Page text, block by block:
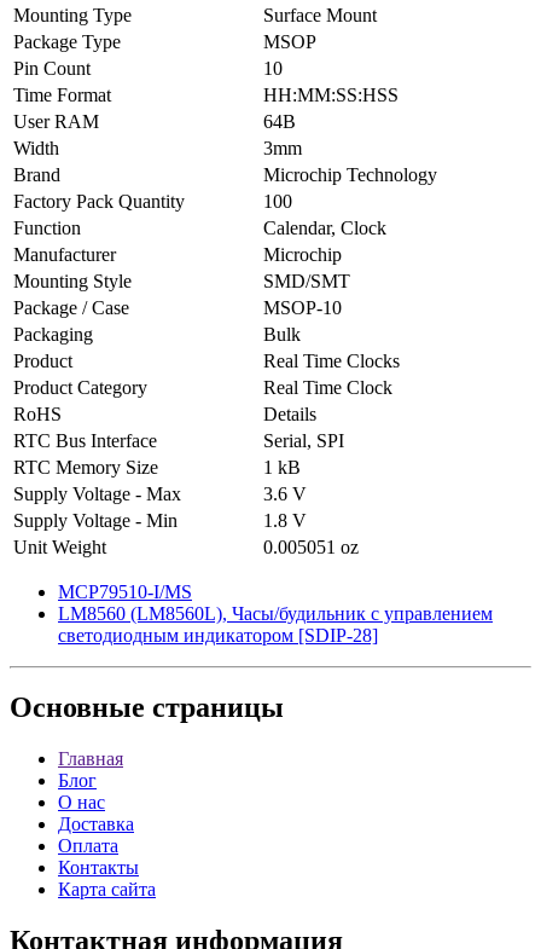
Mounting Type
Surface Mount
Package Type
MSOP
Pin Count
10
Time Format
HH:MM:SS:HSS
User RAM
64B
Width
3mm
Brand
Microchip Technology
Factory Pack Quantity
100
Function
Calendar, Clock
Manufacturer
Microchip
Mounting Style
SMD/SMT
Package / Case
MSOP-10
Packaging
Bulk
Product
Real Time Clocks
Product Category
Real Time Clock
RoHS
Details
RTC Bus Interface
Serial, SPI
RTC Memory Size
1 kB
Supply Voltage - Max
3.6 V
Supply Voltage - Min
1.8 V
Unit Weight
0.005051 oz
MCP79510-I/MS
LM8560 (LM8560L), Часы/будильник с управлением
светодиодным индикатором [SDIP-28]
Основные страницы
Главная
Блог
О нас
Доставка
Оплата
Контакты
Карта сайта
Контактная информация